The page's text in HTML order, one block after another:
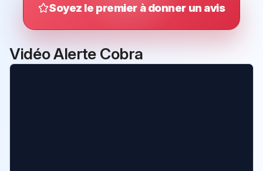
Soyez le premier à donner un avis
Vidéo Alerte Cobra